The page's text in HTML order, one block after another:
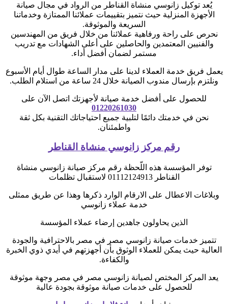
يُعد توكيل زانوسي منشاة القناطر من الرواد في مجال صيانة
الأجهزة المنزلية حيث نتميز بتقييمات عملائنا الممتازة وخدماتنا
السريعة والموثوقة.
نحرص على راحة ورفاهية عملائنا من خلال فريق من المهندسين
والفنيين المعتمدين والحاصلين على أعلى الشهادات مع تدريب
مستمر لضمان أفضل أداء.
يعمل فريق خدمة العملاء لدينا على مدار الساعة طوال أيام الأسبوع
ونلتزم بإرسال مندوب الصيانة خلال 24 ساعة من استلام الطلب.
للحصول على أفضل خدمة صيانة لأجهزتك اتصل الآن على
01220261030
نحن في خدمتك دائمًا لتلبية جميع احتياجاتك التقنية بكل ثقة
واطمئنان.
رقم مركز زانوسي منشاة القناطر
توفر المؤسسة هذه اللّحظة رقم مركز صيانة زانوسي منشاة
القناطر 01112124913 لاستقبال تظلمات
وبلاغات الاعطال على الارقام الوارد ذكرها وهذا عن طريق ممثلى
خدمة عملاء زانوسي
الذين يحاولون جاهدين إرضاء عملاء المؤسسة
تتميز خدمات صيانة زانوسي مصر في مصر بالاحترافية والجودة
العالية حيث يمكن للعملاء الوثوق بأن أجهزتهم في أيدي ذوي الخبرة
والكفاءة.
يعد المركز المختص لصيانة زانوسي مصر في مصر وجهة موثوقة
للحصول على خدمات صيانة موثوقة بجودة عالية